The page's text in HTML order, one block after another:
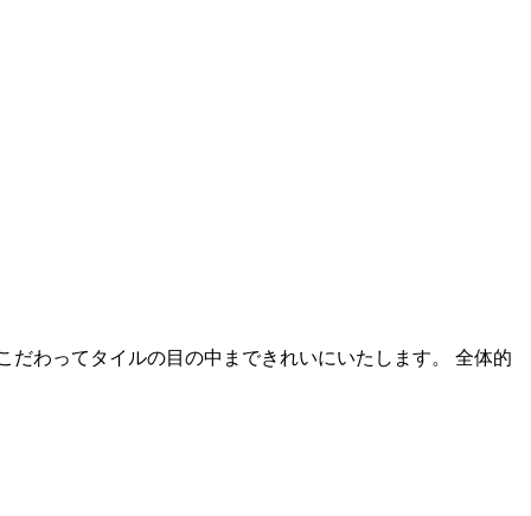
わってタイルの目の中まできれいにいたします。 全体的